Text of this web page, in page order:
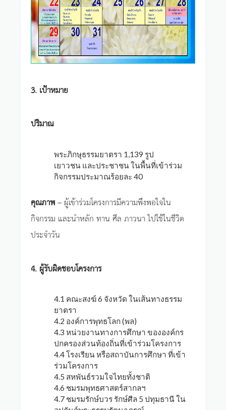
3. เป้าหมาย
ปริมาณ
พระภิกษุธรรมยาตรา 1,139 รูป
เยาวชน และประชาชน ในพื้นที่เข้าร่วม
กิจกรรมประมาณร้อยละ 40
คุณภาพ– ผู้เข้าร่วมโครงการมีความพึงพอใจใน
กิจกรรม และนำหลัก ทาน ศีล ภาวนา ไปใช้ในชีวิต
ประจำวัน
4. ผู้รับผิดชอบโครงการ
4.1 คณะสงฆ์ 6 จังหวัด ในเส้นทางธรรม
ยาตรา
4.2 องค์การพุทธโลก (พล)
4.3 หน่วยงานทางการศึกษา ขององค์กร
ปกครองส่วนท้องถิ่นที่เข้าร่วมโครงการ
4.4 โรงเรียน หรือสถาบันการศึกษา ที่เข้า
ร่วมโครงการ
4.5 สหพันธ์รวมใจไทยทั้งชาติ
4.6 ชมรมพุทธศาสตร์สากลฯ
4.7 ชมรมรักษ์บวร รักษ์ศีล 5 ปทุมธานี ใน